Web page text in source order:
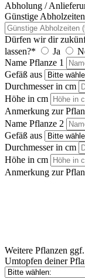
Abholung /
Günstige
Dürfen wir dir
lassen?*
Ja
Name Pflanze 1
Gefäß aus
Durchmesser in cm
Höhe in cm
Anmerkung zur
Name Pflanze 2
Gefäß aus
Durchmesser in cm
Höhe in cm
Anmerkung zur
Weitere Pflanzen
Umtopfen deiner